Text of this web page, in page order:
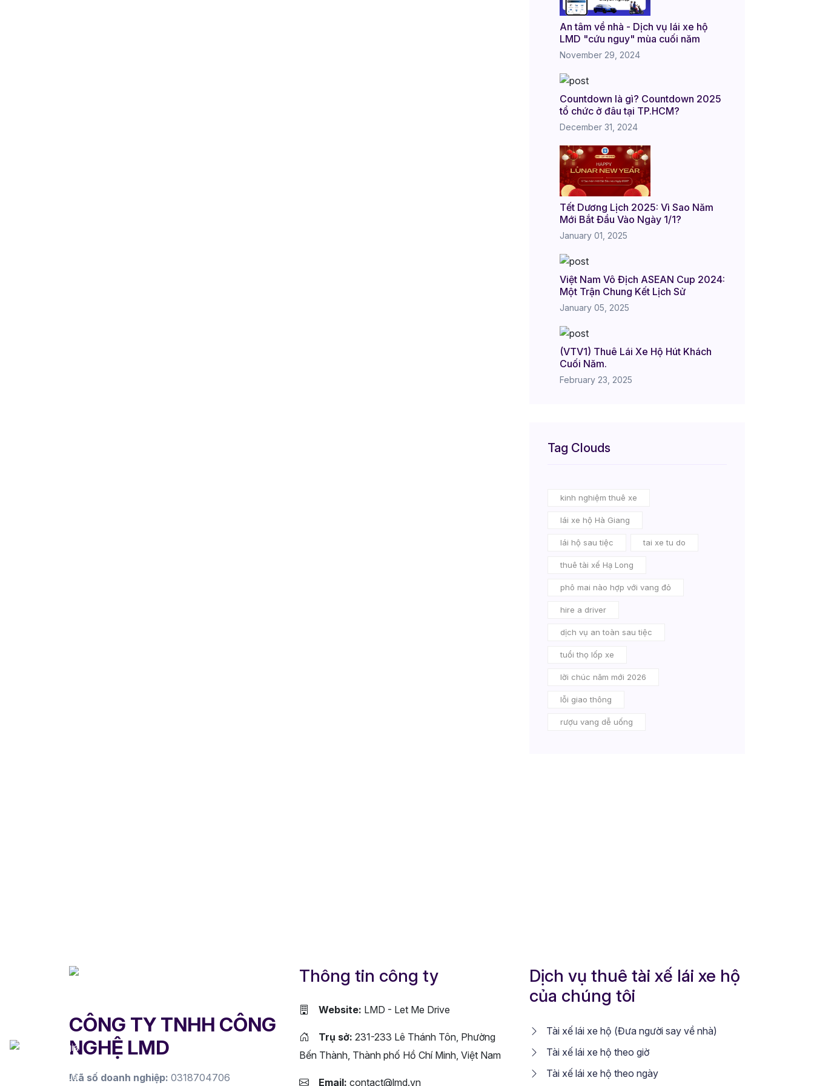
An tâm về nhà - Dịch vụ lái xe hộ
LMD "cứu nguy" mùa cuối năm
November 29, 2024
Countdown là gì? Countdown 2025
tổ chức ở đâu tại TP.HCM?
December 31, 2024
Tết Dương Lịch 2025: Vì Sao Năm
Mới Bắt Đầu Vào Ngày 1/1?
January 01, 2025
Việt Nam Vô Địch ASEAN Cup 2024:
Một Trận Chung Kết Lịch Sử
January 05, 2025
(VTV1) Thuê Lái Xe Hộ Hút Khách
Cuối Năm.
February 23, 2025
Tag Clouds
kinh nghiệm thuê xe
lái xe hộ Hà Giang
lái hộ sau tiệc tai xe tu do
thuê tài xế Hạ Long
phô mai nào hợp với vang đỏ
hire a driver
dịch vụ an toàn sau tiệc
tuổi thọ lốp xe
lời chúc năm mới 2026
lỗi giao thông
rượu vang dễ uống
CÔNG TY TNHH CÔNG
NGHỆ LMD
Mã số doanh nghiệp: 0318704706
Thông tin công ty
Website: LMD - Let Me Drive
Trụ sở: 231-233 Lê Thánh Tôn, Phường
Bến Thành, Thành phố Hồ Chí Minh, Việt Nam
Email: contact@lmd.vn
Dịch vụ thuê tài xế lái xe hộ
của chúng tôi
Tài xế lái xe hộ (Đưa người say về nhà)
Tài xế lái xe hộ theo giờ
Tài xế lái xe hộ theo ngày